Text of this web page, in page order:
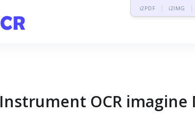
i2PDF i2IMG
Instrument OCR